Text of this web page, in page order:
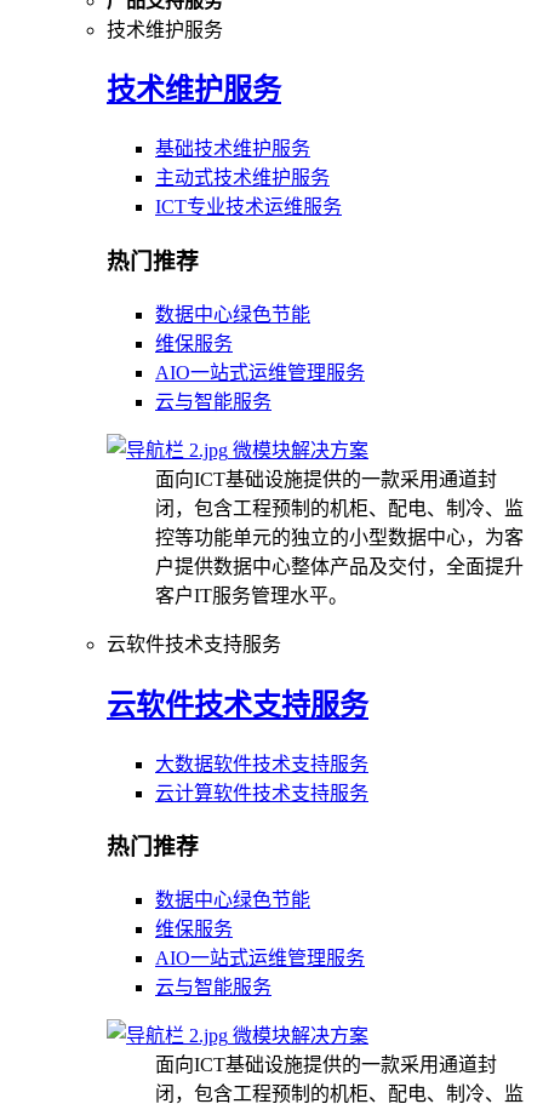
技术维护服务
技术维护服务
基础技术维护服务
主动式技术维护服务
ICT专业技术运维服务
热门推荐
数据中心绿色节能
维保服务
AIO一站式运维管理服务
云与智能服务
微模块解决方案
面向ICT基础设施提供的一款采用通道封
闭，包含工程预制的机柜、配电、制冷、监
控等功能单元的独立的小型数据中心，为客
户提供数据中心整体产品及交付，全面提升
客户IT服务管理水平。
云软件技术支持服务
云软件技术支持服务
大数据软件技术支持服务
云计算软件技术支持服务
热门推荐
数据中心绿色节能
维保服务
AIO一站式运维管理服务
云与智能服务
微模块解决方案
面向ICT基础设施提供的一款采用通道封
闭，包含工程预制的机柜、配电、制冷、监